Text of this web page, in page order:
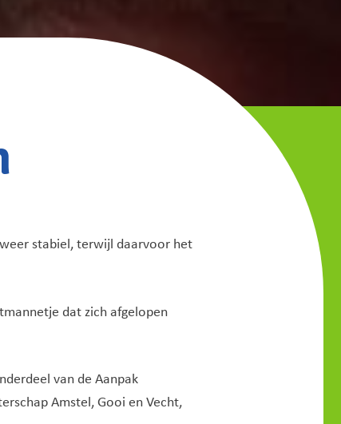
stabiel, terwijl daarvoor het
dat zich afgelopen
van de Aanpak
Amstel, Gooi en Vecht,